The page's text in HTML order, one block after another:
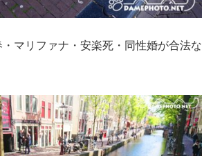
マリファナ・安楽死・同性婚が合法な